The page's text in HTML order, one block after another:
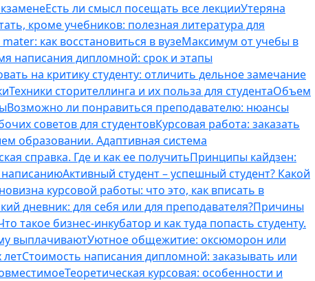
Есть ли смысл посещать все лекцииУтеряна
кроме учебников: полезная литература для
как восстановиться в вузеМаксимум от учебы в
написания дипломной: срок и этапы
на критику студенту: отличить дельное замечание
Техники сторителлинга и их польза для студентаОбъем
Возможно ли понравиться преподавателю: нюансы
советов для студентовКурсовая работа: заказать
образовании. Адаптивная система
справка. Где и как ее получитьПринципы кайдзен:
написаниюАктивный студент – успешный студент? Какой
курсовой работы: что это, как вписать в
дневник: для себя или для преподавателя?Причины
такое бизнес-инкубатор и как туда попасть студенту.
выплачиваютУютное общежитие: оксюморон или
летСтоимость написания дипломной: заказывать или
Теоретическая курсовая: особенности и